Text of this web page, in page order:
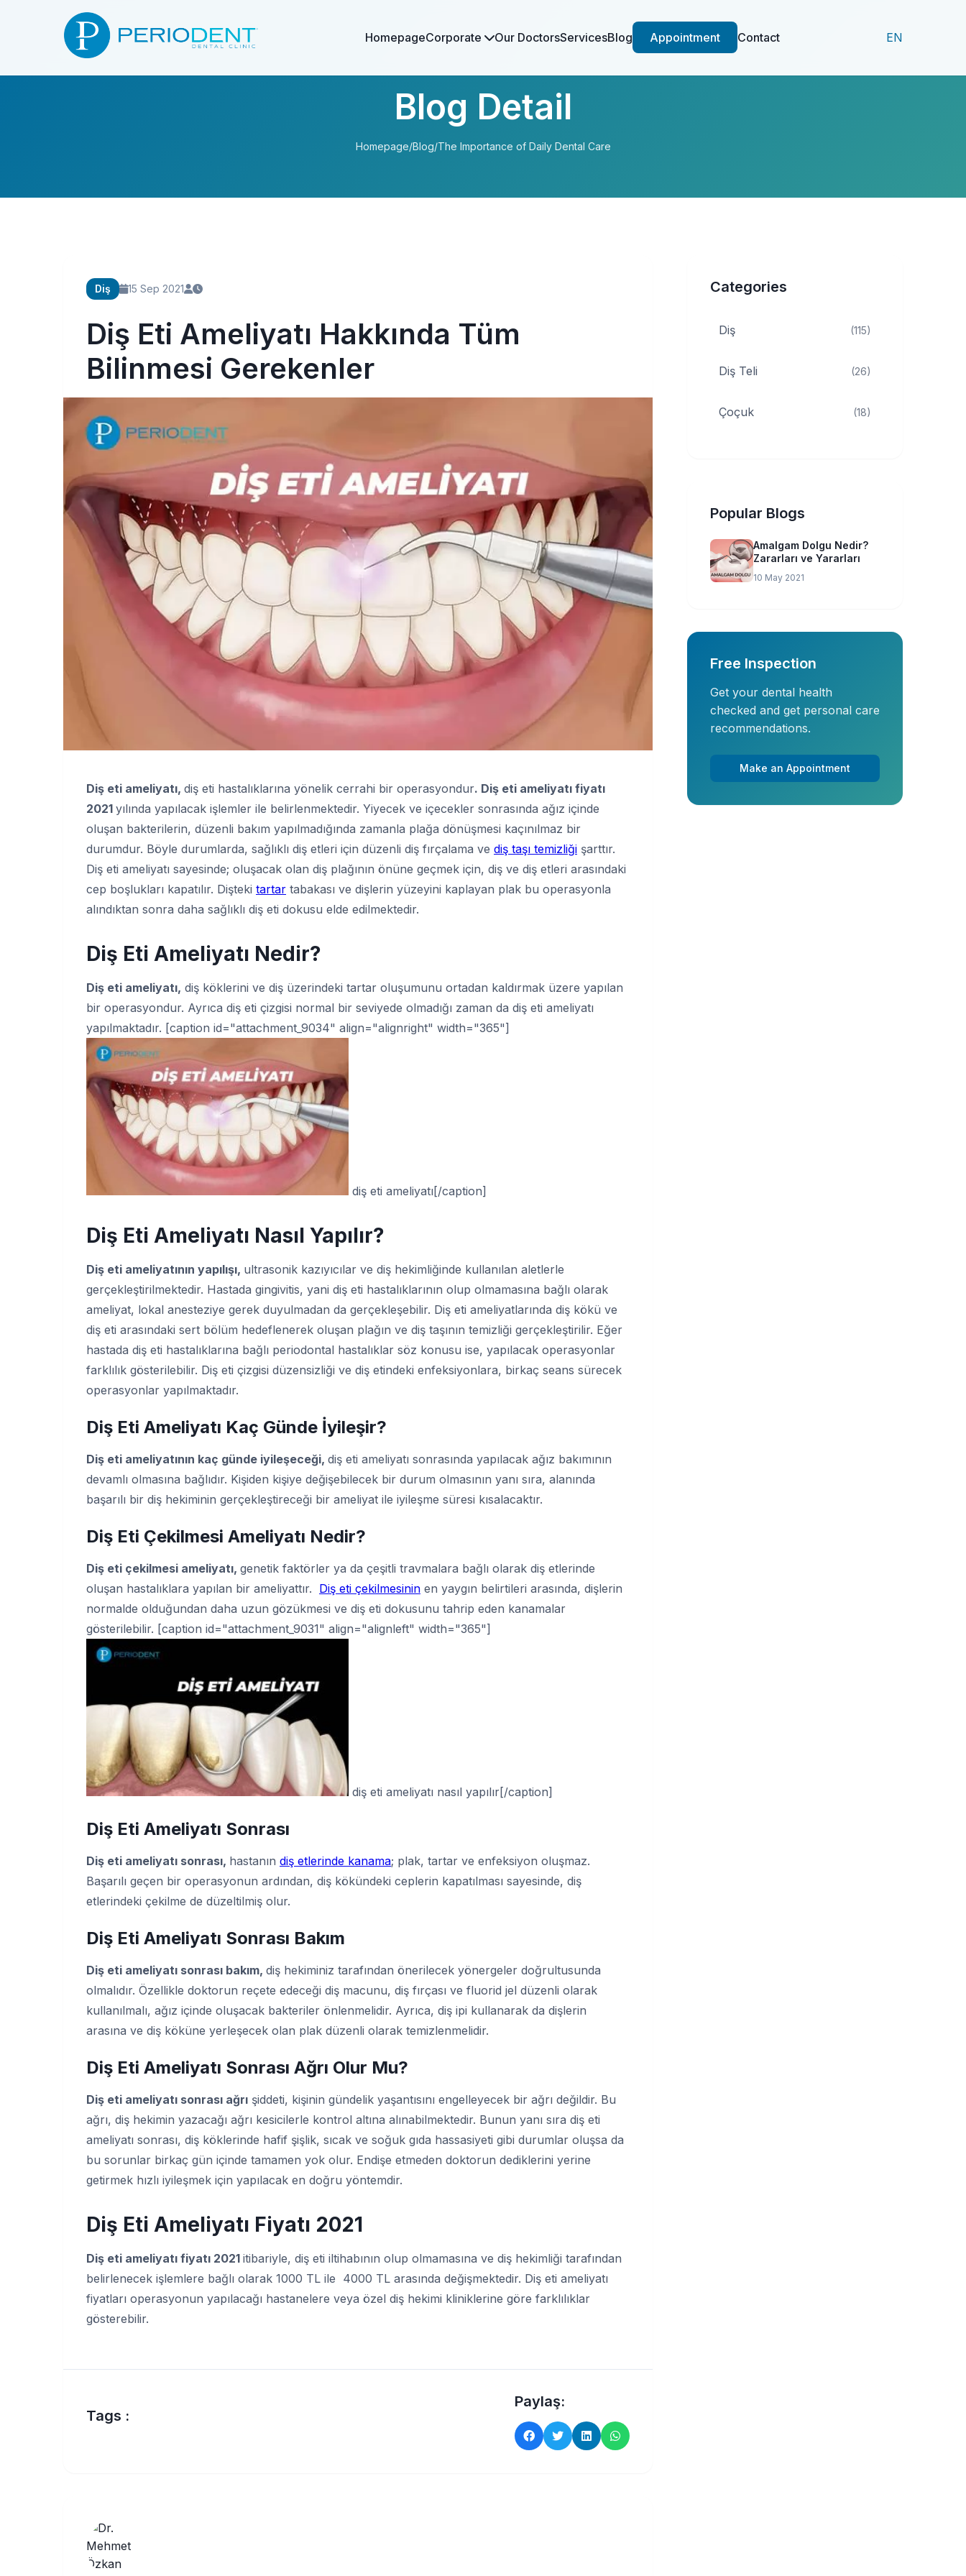
HomepageCorporate Our DoctorsServicesBlog Appointment Contact EN
Blog Detail
Homepage/Blog/The Importance of Daily Dental Care
Diş 15 Sep 2021
Diş Eti Ameliyatı Hakkında Tüm
Bilinmesi Gerekenler
Diş eti ameliyatı, diş eti hastalıklarına yönelik cerrahi bir operasyondur. Diş eti ameliyatı fiyatı
2021 yılında yapılacak işlemler ile belirlenmektedir. Yiyecek ve içecekler sonrasında ağız içinde
oluşan bakterilerin, düzenli bakım yapılmadığında zamanla plağa dönüşmesi kaçınılmaz bir
durumdur. Böyle durumlarda, sağlıklı diş etleri için düzenli diş fırçalama ve diş taşı temizliği şarttır.
Diş eti ameliyatı sayesinde; oluşacak olan diş plağının önüne geçmek için, diş ve diş etleri arasındaki
cep boşlukları kapatılır. Dişteki tartar tabakası ve dişlerin yüzeyini kaplayan plak bu operasyonla
alındıktan sonra daha sağlıklı diş eti dokusu elde edilmektedir.
Diş Eti Ameliyatı Nedir?
Diş eti ameliyatı, diş köklerini ve diş üzerindeki tartar oluşumunu ortadan kaldırmak üzere yapılan
bir operasyondur. Ayrıca diş eti çizgisi normal bir seviyede olmadığı zaman da diş eti ameliyatı
yapılmaktadır. [caption id="attachment_9034" align="alignright" width="365"]
diş eti ameliyatı[/caption]
Diş Eti Ameliyatı Nasıl Yapılır?
Diş eti ameliyatının yapılışı, ultrasonik kazıyıcılar ve diş hekimliğinde kullanılan aletlerle
gerçekleştirilmektedir. Hastada gingivitis, yani diş eti hastalıklarının olup olmamasına bağlı olarak
ameliyat, lokal anesteziye gerek duyulmadan da gerçekleşebilir. Diş eti ameliyatlarında diş kökü ve
diş eti arasındaki sert bölüm hedeflenerek oluşan plağın ve diş taşının temizliği gerçekleştirilir. Eğer
hastada diş eti hastalıklarına bağlı periodontal hastalıklar söz konusu ise, yapılacak operasyonlar
farklılık gösterilebilir. Diş eti çizgisi düzensizliği ve diş etindeki enfeksiyonlara, birkaç seans sürecek
operasyonlar yapılmaktadır.
Diş Eti Ameliyatı Kaç Günde İyileşir?
Diş eti ameliyatının kaç günde iyileşeceği, diş eti ameliyatı sonrasında yapılacak ağız bakımının
devamlı olmasına bağlıdır. Kişiden kişiye değişebilecek bir durum olmasının yanı sıra, alanında
başarılı bir diş hekiminin gerçekleştireceği bir ameliyat ile iyileşme süresi kısalacaktır.
Diş Eti Çekilmesi Ameliyatı Nedir?
Diş eti çekilmesi ameliyatı, genetik faktörler ya da çeşitli travmalara bağlı olarak diş etlerinde
oluşan hastalıklara yapılan bir ameliyattır. Diş eti çekilmesinin en yaygın belirtileri arasında, dişlerin
normalde olduğundan daha uzun gözükmesi ve diş eti dokusunu tahrip eden kanamalar
gösterilebilir. [caption id="attachment_9031" align="alignleft" width="365"]
diş eti ameliyatı nasıl yapılır[/caption]
Diş Eti Ameliyatı Sonrası
Diş eti ameliyatı sonrası, hastanın diş etlerinde kanama; plak, tartar ve enfeksiyon oluşmaz.
Başarılı geçen bir operasyonun ardından, diş kökündeki ceplerin kapatılması sayesinde, diş
etlerindeki çekilme de düzeltilmiş olur.
Diş Eti Ameliyatı Sonrası Bakım
Diş eti ameliyatı sonrası bakım, diş hekiminiz tarafından önerilecek yönergeler doğrultusunda
olmalıdır. Özellikle doktorun reçete edeceği diş macunu, diş fırçası ve fluorid jel düzenli olarak
kullanılmalı, ağız içinde oluşacak bakteriler önlenmelidir. Ayrıca, diş ipi kullanarak da dişlerin
arasına ve diş köküne yerleşecek olan plak düzenli olarak temizlenmelidir.
Diş Eti Ameliyatı Sonrası Ağrı Olur Mu?
Diş eti ameliyatı sonrası ağrı şiddeti, kişinin gündelik yaşantısını engelleyecek bir ağrı değildir. Bu
ağrı, diş hekimin yazacağı ağrı kesicilerle kontrol altına alınabilmektedir. Bunun yanı sıra diş eti
ameliyatı sonrası, diş köklerinde hafif şişlik, sıcak ve soğuk gıda hassasiyeti gibi durumlar oluşsa da
bu sorunlar birkaç gün içinde tamamen yok olur. Endişe etmeden doktorun dediklerini yerine
getirmek hızlı iyileşmek için yapılacak en doğru yöntemdir.
Diş Eti Ameliyatı Fiyatı 2021
Diş eti ameliyatı fiyatı 2021 itibariyle, diş eti iltihabının olup olmamasına ve diş hekimliği tarafından
belirlenecek işlemlere bağlı olarak 1000 TL ile 4000 TL arasında değişmektedir. Diş eti ameliyatı
fiyatları operasyonun yapılacağı hastanelere veya özel diş hekimi kliniklerine göre farklılıklar
gösterebilir.
Tags :
Paylaş:
Categories
Diş (115)
Diş Teli (26)
Çoçuk (18)
Popular Blogs
Amalgam Dolgu Nedir?
Zararları ve Yararları
10 May 2021
Free Inspection
Get your dental health
checked and get personal care
recommendations.
Make an Appointment